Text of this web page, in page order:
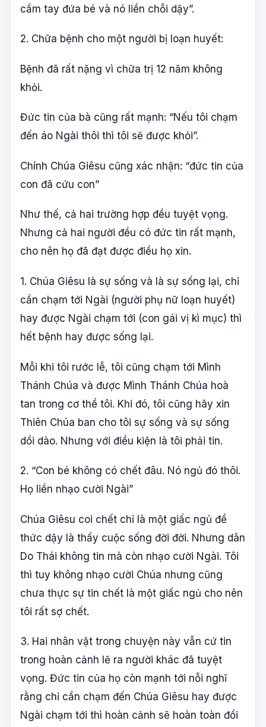
cầm tay đứa bé và nó liền chỗi dậy”.
2. Chữa bệnh cho một người bị loạn huyết:
Bệnh đã rất nặng vì chữa trị 12 năm không
khỏi.
Đức tin của bà cũng rất mạnh: “Nếu tôi chạm
đến áo Ngài thôi thì tôi sẽ được khỏi”.
Chính Chúa Giêsu cũng xác nhận: “đức tin của
con đã cứu con”
Như thế, cả hai trường hợp đều tuyệt vọng.
Nhưng cả hai người đều có đức tin rất mạnh,
cho nên họ đã đạt được điều họ xin.
1. Chúa Giêsu là sự sống và là sự sống lại, chỉ
cần chạm tới Ngài (người phụ nữ loạn huyết)
hay được Ngài chạm tới (con gái vị kì mục) thì
hết bệnh hay được sống lại.
Mỗi khi tôi rước lễ, tôi cũng chạm tới Mình
Thánh Chúa và được Mình Thánh Chúa hoà
tan trong cơ thể tôi. Khi đó, tôi cũng hãy xin
Thiên Chúa ban cho tôi sự sống và sự sống
dồi dào. Nhưng với điều kiện là tôi phải tin.
2. “Con bé không có chết đâu. Nó ngủ đó thôi.
Họ liền nhạo cười Ngài”
Chúa Giêsu coi chết chỉ là một giấc ngủ để
thức dậy là thấy cuộc sống đời đời. Nhưng dân
Do Thái không tin mà còn nhạo cười Ngài. Tôi
thì tuy không nhạo cười Chúa nhưng cũng
chưa thực sự tin chết là một giấc ngủ cho nên
tôi rất sợ chết.
3. Hai nhân vật trong chuyện này vẫn cứ tin
trong hoàn cảnh lẽ ra người khác đã tuyệt
vọng. Đức tin của họ còn mạnh tới nỗi nghĩ
rằng chỉ cần chạm đến Chúa Giêsu hay được
Ngài chạm tới thì hoàn cảnh sẽ hoàn toàn đổi